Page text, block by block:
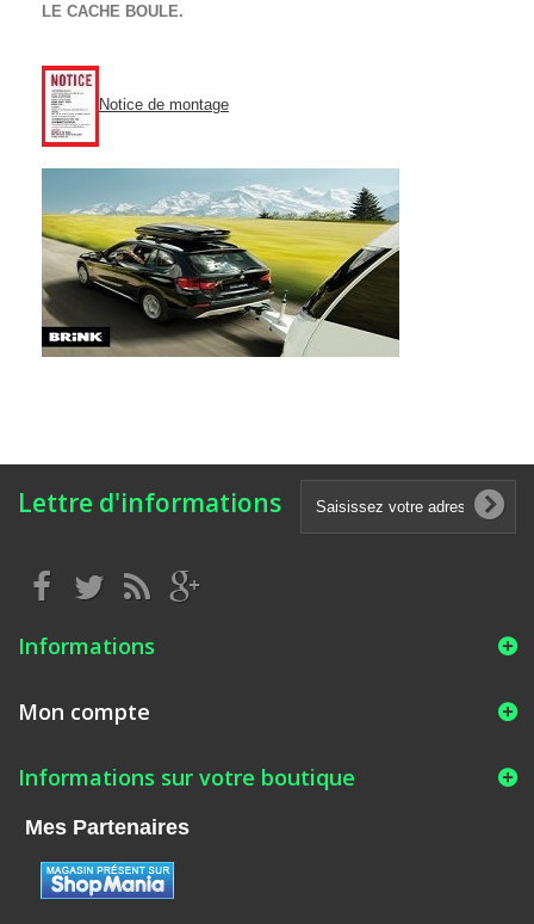
LE CACHE BOULE.
Notice de montage
Lettre d'informations
Informations
Mon compte
Informations sur votre boutique
Mes Partenaires